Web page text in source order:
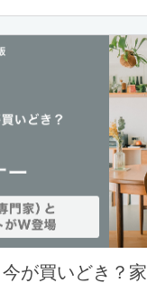
が買いどき？